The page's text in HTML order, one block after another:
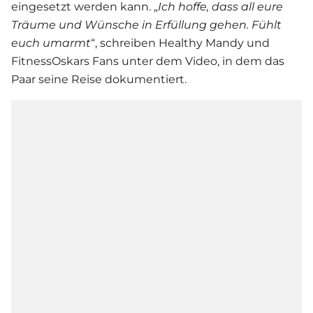
eingesetzt werden kann. „Ich hoffe, dass all eure
Träume und Wünsche in Erfüllung gehen. Fühlt
euch umarmt“, schreiben Healthy Mandy und
FitnessOskars Fans unter dem Video, in dem das
Paar seine Reise dokumentiert.